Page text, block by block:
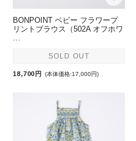
BONPOINT ベビー フラワープ
リントブラウス（502A オフホワ
…
SOLD OUT
18,700円 (本体価格:17,000円)